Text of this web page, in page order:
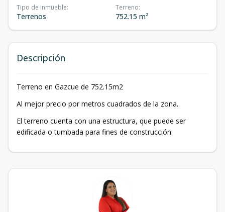
Tipo de inmueble:
Terrenos
Terreno:
752.15 m²
Descripción
Terreno en Gazcue de 752.15m2
Al mejor precio por metros cuadrados de la zona.
El terreno cuenta con una estructura, que puede ser
edificada o tumbada para fines de construcción.